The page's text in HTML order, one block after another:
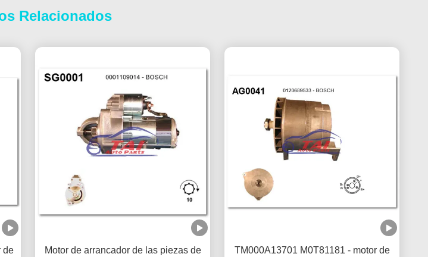
Relacionados
de
Motor de arrancador de las piezas de
TM000A13701 M0T81181 - motor de